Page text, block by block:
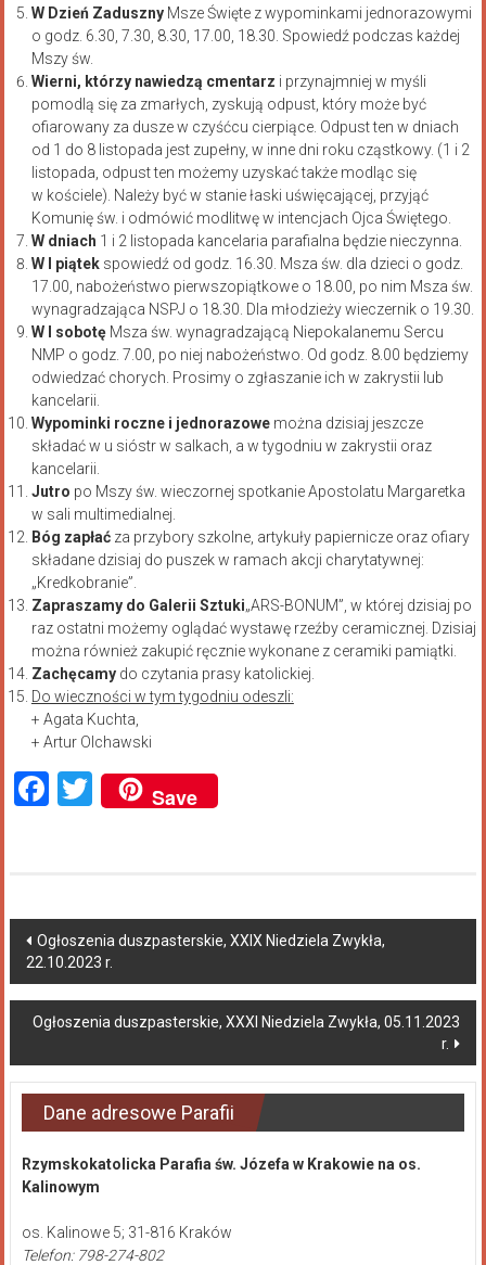
W Dzień ZadusznyMsze Święte z wypominkami jednorazowymi
o godz. 6.30, 7.30, 8.30, 17.00, 18.30. Spowiedź podczas każdej
Mszy św.
Wierni, którzy nawiedzą cmentarz i przynajmniej w myśli
pomodlą się za zmarłych, zyskują odpust, który może być
ofiarowany za dusze w czyśćcu cierpiące. Odpust ten w dniach
od 1 do 8 listopada jest zupełny, w inne dni roku cząstkowy. (1 i 2
listopada, odpust ten możemy uzyskać także modląc się
w kościele). Należy być w stanie łaski uświęcającej, przyjąć
Komunię św. i odmówić modlitwę w intencjach Ojca Świętego.
W dniach 1 i 2 listopada kancelaria parafialna będzie nieczynna.
W I piątek spowiedź od godz. 16.30. Msza św. dla dzieci o godz.
17.00, nabożeństwo pierwszopiątkowe o 18.00, po nim Msza św.
wynagradzająca NSPJ o 18.30. Dla młodzieży wieczernik o 19.30.
W I sobotę Msza św. wynagradzającą Niepokalanemu Sercu
NMP o godz. 7.00, po niej nabożeństwo. Od godz. 8.00 będziemy
odwiedzać chorych. Prosimy o zgłaszanie ich w zakrystii lub
kancelarii.
Wypominki roczne i jednorazowemożna dzisiaj jeszcze
składać w u sióstr w salkach, a w tygodniu w zakrystii oraz
kancelarii.
Jutro po Mszy św. wieczornej spotkanie Apostolatu Margaretka
w sali multimedialnej.
Bóg zapłać za przybory szkolne, artykuły papiernicze oraz ofiary
składane dzisiaj do puszek w ramach akcji charytatywnej:
„Kredkobranie”.
Zapraszamy do Galerii Sztuki„ARS-BONUM”, w której dzisiaj po
raz ostatni możemy oglądać wystawę rzeźby ceramicznej. Dzisiaj
można również zakupić ręcznie wykonane z ceramiki pamiątki.
Zachęcamydo czytania prasy katolickiej.
Do wieczności w tym tygodniu odeszli:
+ Agata Kuchta,
+ Artur Olchawski
Facebook
Twitter
Save
Ogłoszenia duszpasterskie, XXIX Niedziela Zwykła,
22.10.2023 r.
Ogłoszenia duszpasterskie, XXXI Niedziela Zwykła, 05.11.2023
r.
Dane adresowe Parafii
Rzymskokatolicka Parafia św. Józefa w Krakowie na os.
Kalinowym
os. Kalinowe 5; 31-816 Kraków
Telefon: 798-274-802